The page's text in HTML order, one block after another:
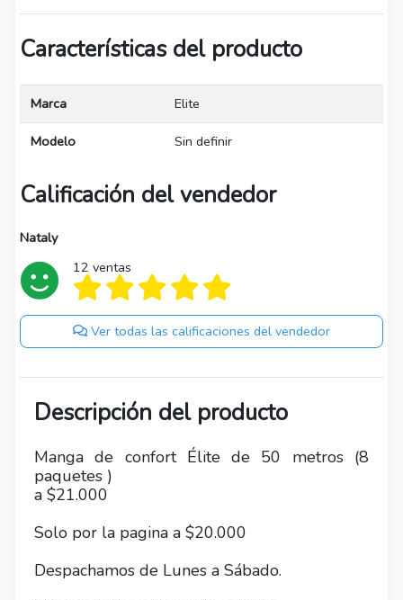
Características del producto
Marca Elite
Modelo Sin definir
Calificación del vendedor
Nataly
12 ventas
Ver todas las calificaciones del vendedor
Descripción del producto
Manga de confort Élite de 50 metros (8
paquetes )
a $21.000
Solo por la pagina a $20.000
Despachamos de Lunes a Sábado.